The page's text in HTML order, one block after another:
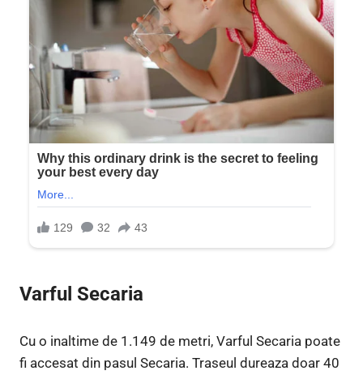
Varful Secaria
Cu o inaltime de 1.149 de metri, Varful Secaria poate
fi accesat din pasul Secaria. Traseul dureaza doar 40